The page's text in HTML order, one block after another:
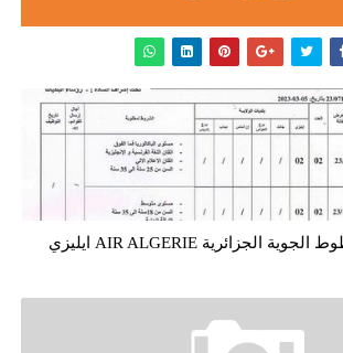
اعلان توظيف بالخطوط الجوية الجزائرية AIR ALGERIE ايليزي